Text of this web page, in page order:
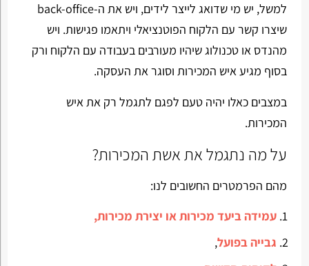
למשל, יש מי שדואג לייצר לידים, ויש את ה-back-office
שיצרו קשר עם הלקוח הפוטנציאלי ויתאמו פגישות. ויש
מהנדס או טכנולוג שיהיו מעורבים בעבודה עם הלקוח ורק
בסוף מגיע איש המכירות וסוגר את העסקה.
במצבים כאלו יהיה טעם לפגם לתגמל רק את איש
המכירות.
על מה נתגמל את אשת המכירות?
מהם הפרמטרים החשובים לנו:
עמידה ביעד מכירות או יצירת מכירות,
גבייה בפועל,